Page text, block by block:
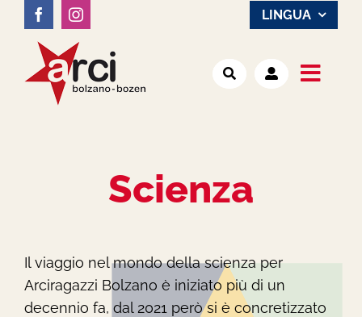
contenuto
LINGUA
Notizie
Scienza
Il viaggio nel mondo della scienza per
Arciragazzi Bolzano è iniziato più di un
decennio fa, dal 2021 però si è concretizzato